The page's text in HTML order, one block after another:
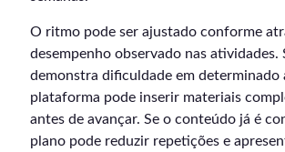
O ritmo pode ser ajustado conforme
desempenho observado nas atividades.
demonstra dificuldade em determinado
plataforma pode inserir materiais
antes de avançar. Se o conteúdo já é
plano pode reduzir repetições e